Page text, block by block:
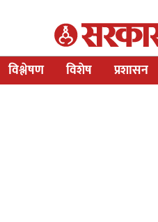
विश्लेषण विशेष प्रशासन